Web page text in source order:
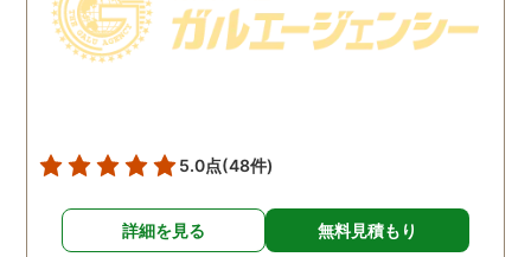
家を空けているので、この
日に証拠集めをお願いしま
と会い、そのまま夜まで過
間もラブホテルの利用もし
たようで、たった一日で不
必要な不倫の証拠も手に
れることができました。
5.0点(48件)
詳細を見る 無料見積もり